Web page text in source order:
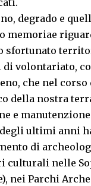
degrado e
memoriae
sfortunato
volontariato,
che nel
della nostra
e
ultimi anni
di
culturali nelle
nei Parchi